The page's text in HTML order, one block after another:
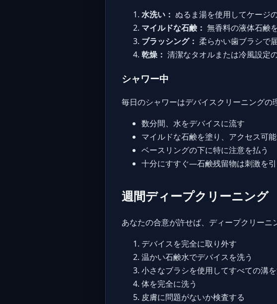
水洗い： ぬるま湯を使用してケージ
マイルドな石鹸： 無香料の液体石鹸
ブラッシング： 柔らかい歯ブラシで
乾燥： 清潔なタオルまたは冷風設定
シャワー中
毎日のシャワーはデバイスクリーニングの
数分間、水をデバイスに流す
マイルドな石鹸を塗り、アクセス可
ベースリングの下に特に注意を払う
十分にすすぐ—石鹸残留物は刺激を
週間ディープクリーニング
あなたの合意が許せば、ディープクリーニ
デバイスを完全に取り外す
温かい石鹸水でデバイスを洗う
小さなブラシを使用してすべての溝
体を完全に洗う
皮膚に問題がないか検査する